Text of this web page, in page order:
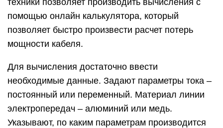
помощью онлайн калькулятора, который
позволяет быстро произвести расчет потерь
мощности кабеля.
Для вычисления достаточно ввести
необходимые данные. Задают параметры тока –
постоянный или переменный. Материал линии
электропередач – алюминий или медь.
Указывают, по каким параметрам производится